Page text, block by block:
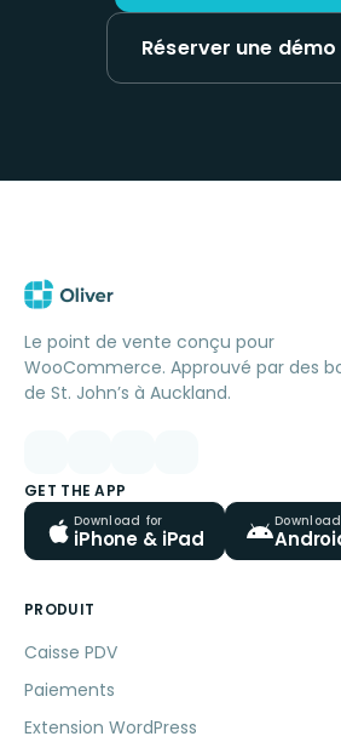
Réserver une
Le point de vente conçu pour
WooCommerce. Approuvé par des
de St. John’s à Auckland.
GET THE APP
Download for
iPhone & iPad
PRODUIT
Caisse PDV
Paiements
Extension WordPress